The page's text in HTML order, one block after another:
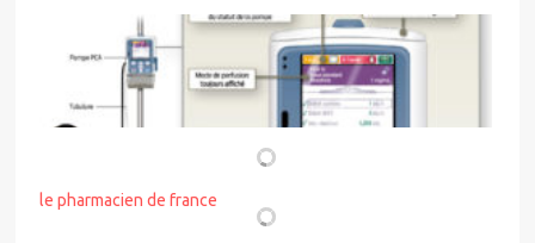
le pharmacien de france